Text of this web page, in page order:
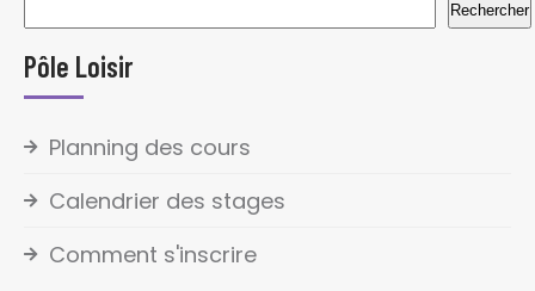
Rechercher
Pôle Loisir
Planning des cours
Calendrier des stages
Comment s'inscrire